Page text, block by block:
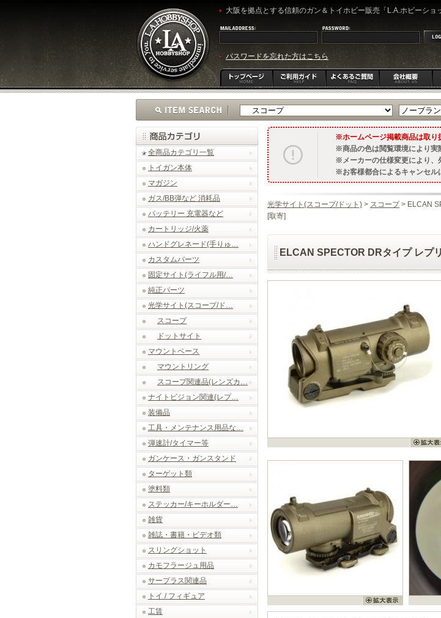
大阪を拠点とする信頼のガン＆トイホビー販売「L.A.ホビーショ
パスワードを忘れた方はこちら
全商品カテゴリ一覧
トイガン本体
マガジン
ガス/BB弾など 消耗品
バッテリー 充電器など
カートリッジ/火薬
ハンドグレネード(手りゅ…
カスタムパーツ
固定サイト(ライフル用/…
純正パーツ
光学サイト(スコープ/ド…
スコープ
ドットサイト
マウントベース
マウントリング
スコープ関連品(レンズカ…
ナイトビジョン関連(レプ…
装備品
工具・メンテナンス用品な…
弾速計/タイマー等
ガンケース・ガンスタンド
ターゲット類
塗料類
ステッカー/キーホルダー…
雑貨
雑誌・書籍・ビデオ類
スリングショット
カモフラージュ用品
サープラス関連品
トイ / フィギュア
工賃
ホームページ掲載商品は取り
商品の色は閲覧環境により実
メーカーの仕様変更により、
お客様都合によるキャンセル
光学サイト(スコープ/ドット) > スコープ> ELCAN
[取寄]
ELCAN SPECTOR DRタイプ レプ